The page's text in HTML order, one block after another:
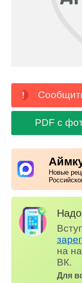
PDF с
Новые
на
ВК.
Для